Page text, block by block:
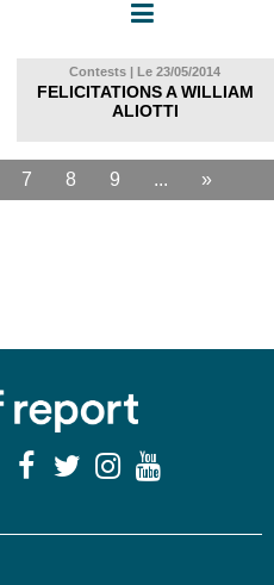
Contests | Le 23/05/2014
FELICITATIONS A WILLIAM
ALIOTTI
7 8 9 ... »